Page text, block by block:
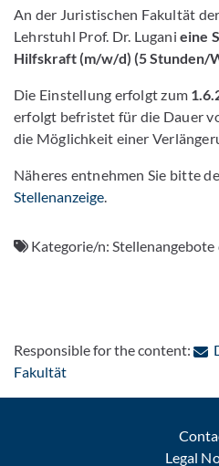
An der Juristischen Fakultät
Lehrstuhl Prof. Dr. Luganieine
Hilfskraft (m/w/d) (5 Stunden/
Die Einstellung erfolgt zum
erfolgt befristet für die Dauer
die Möglichkeit einer
Näheres entnehmen Sie bitte
Stellenanzeige.
Kategorie/n:Stellenangebote
Responsible for the content:
Fakultät: Contact by e-mail
Legal